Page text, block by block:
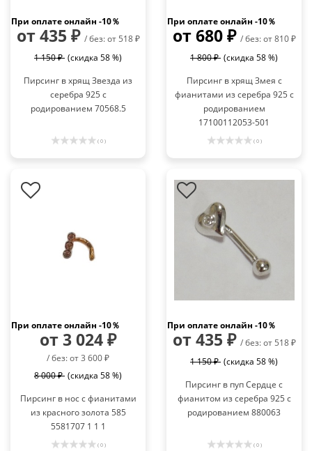
При оплате онлайн -10％
от 435 ₽ / без: от 518 ₽
1 150 ₽ (скидка 58 %)
Пирсинг в хрящ Звезда из
серебра 925 с
родированием 70568.5
( 0 )
При оплате онлайн -10％
от 680 ₽ / без: от 810 ₽
1 800 ₽ (скидка 58 %)
Пирсинг в хрящ Змея с
фианитами из серебра 925 с
родированием
17100112053-501
( 0 )
При оплате онлайн -10％
от 3 024 ₽
/ без: от 3 600 ₽
8 000 ₽ (скидка 58 %)
Пирсинг в нос с фианитами
из красного золота 585
5581707 1 1 1
( 0 )
При оплате онлайн -10％
от 435 ₽ / без: от 518 ₽
1 150 ₽ (скидка 58 %)
Пирсинг в пуп Сердце с
фианитом из серебра 925 с
родированием 880063
( 0 )